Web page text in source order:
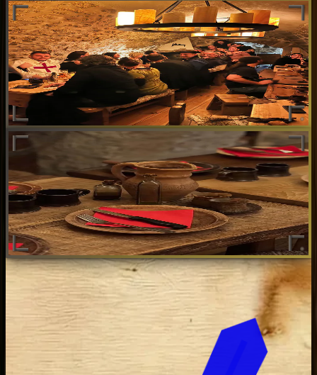
Privatisation
Privatisez la taverne pour vos événements : anniversaires,
mariages, séminaires. Sur devis.
Vaisselle Médiévale & Traiteur
Location de vaisselle médiévale, traiteur événementiel et boissons
d'époque, Hydromel, Hypocras, pour un festin authentique.